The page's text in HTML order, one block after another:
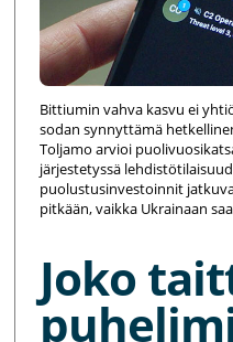
Bittiumin vahva kasvu ei
sodan synnyttämä
Toljamo arvioi
järjestetyssä
puolustusinvestoinnit
pitkään, vaikka Ukrainaan
Joko